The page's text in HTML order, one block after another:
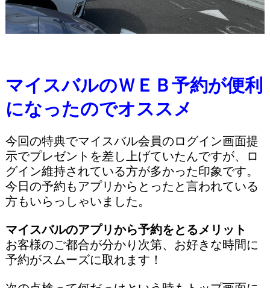
マイスバルのＷＥＢ予約が便利
になったのでオススメ
今回の特典でマイスバル会員のログイン画面提
示でプレゼントを差し上げていたんですが、ロ
グイン維持されている方が多かった印象です。
今日の予約もアプリからとったと言われている
方もいらっしゃいました。
マイスバルのアプリから予約をとるメリット
お客様のご都合が分かり次第、お好きな時間に
予約がスムーズに取れます！